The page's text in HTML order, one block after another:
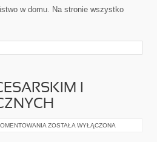
w domu. Na stronie wszystko
I
REHABILITACJA
ZOSTAŁA WYŁĄCZONA